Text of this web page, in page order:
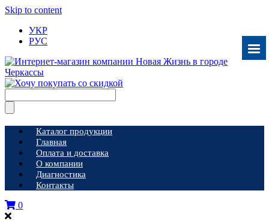
Skip to content
УКР
РУС
Каталог продукции
Главная
Оплата и доставка
О компании
Диагностика
Контакты
0